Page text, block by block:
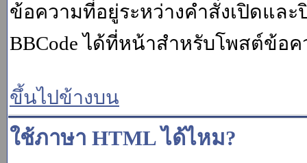
ข้อความที่อยู่ระหว่างคำสั่งเปิดแล
BBCode ได้ที่หน้าสำหรับโพสต์ข้อค
ขึ้นไปข้างบน
ใช้ภาษา HTML ได้ไหม?